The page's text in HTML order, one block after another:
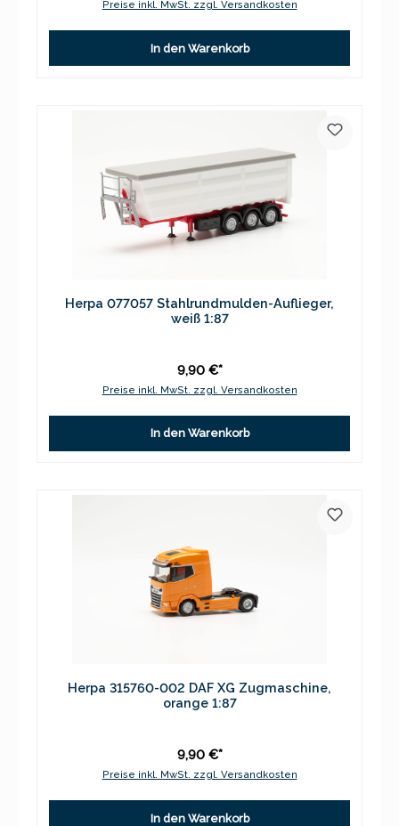
Preise inkl. MwSt. zzgl. Versandkosten
In den Warenkorb
Herpa 077057 Stahlrundmulden-Auflieger,
weiß 1:87
9,90 €*
Preise inkl. MwSt. zzgl. Versandkosten
In den Warenkorb
Herpa 315760-002 DAF XG Zugmaschine,
orange 1:87
9,90 €*
Preise inkl. MwSt. zzgl. Versandkosten
In den Warenkorb